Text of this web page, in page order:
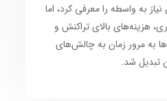
به واسطه را معرفی کرد، اما
هزینه‌های بالای تراکنش و
به مرور زمان به چالش‌های
تبدیل شد.